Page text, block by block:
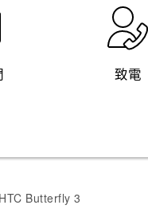
致電
HTC Butterfly 3‎